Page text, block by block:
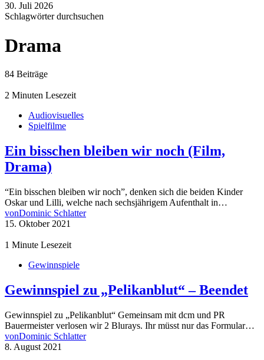
30. Juli 2026
Schlagwörter durchsuchen
Drama
84 Beiträge
2 Minuten Lesezeit
Audiovisuelles
Spielfilme
Ein bisschen bleiben wir noch (Film,
Drama)
“Ein bisschen bleiben wir noch”, denken sich die beiden Kinder
Oskar und Lilli, welche nach sechsjährigem Aufenthalt in…
vonDominic Schlatter
15. Oktober 2021
1 Minute Lesezeit
Gewinnspiele
Gewinnspiel zu „Pelikanblut“ – Beendet
Gewinnspiel zu „Pelikanblut“ Gemeinsam mit dcm und PR
Bauermeister verlosen wir 2 Blurays. Ihr müsst nur das Formular…
vonDominic Schlatter
8. August 2021